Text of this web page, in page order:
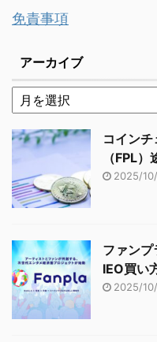
免責事項
アーカイブ
コイン
（FPL
2025/
ファン
IEO買い
2025/